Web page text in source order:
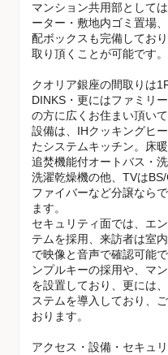
マンション共用部として
ーター・敷地内ゴミ置場
配ボックスも完備してお
取り頂くことが可能です。
クオリア銀座の間取りは
DINKS・更にはファミリ
の方に広くお住まい頂いて
設備は、IHクッキングヒ
たシステムキッチン。床
追焚機能付オートバス・
洗濯乾燥機の他、TVは
ファイバーなど分譲なら
ます。
セキュリティ面では、エ
テムを採用、来訪者は室
で映像と音声で確認可能
ンプルキーの採用や、マ
を設置しており、更には
ステムを導入しており、
おります。
アクセス・設備・セキュ